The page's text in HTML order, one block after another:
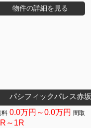
物件の詳細を見る
パシフィックパレス赤坂
0.0万円～0.0万円
～1R